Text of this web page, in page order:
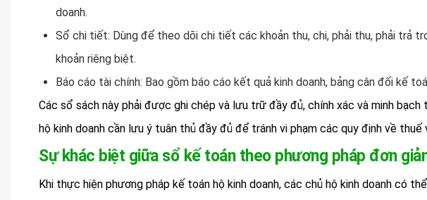
doanh.
Sổ chi tiết: Dùng để theo dõi chi tiết các khoản thu, chi, phải thu, phải trả
khoản riêng biệt.
Báo cáo tài chính: Bao gồm báo cáo kết quả kinh doanh, bảng cân đối kế
Các sổ sách này phải được ghi chép và lưu trữ đầy đủ, chính xác và minh bạch
hộ kinh doanh cần lưu ý tuân thủ đầy đủ để tránh vi phạm các quy định về thuế
Sự khác biệt giữa sổ kế toán theo phương pháp đơn
Khi thực hiện phương pháp kế toán hộ kinh doanh, các chủ hộ kinh doanh có